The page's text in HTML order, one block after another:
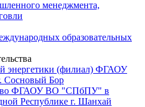
менеджмента,
образовательных
энергетики (филиал) ФГАОУ
Бор
ФГАОУ ВО "СПбПУ" в
Республике г. Шанхай